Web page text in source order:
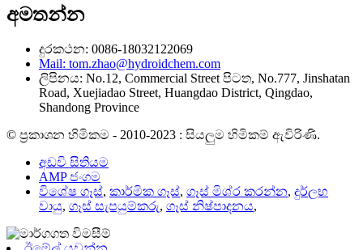
අමතන්න
දුරකථන: 0086-18032122069
Mail: tom.zhao@hydroidchem.com
ලිපිනය: No.12, Commercial Street පිටත, No.777, Jinshatan
Road, Xuejiadao Street, Huangdao District, Qingdao,
Shandong Province
© ප්‍රකාශන හිමිකම - 2010-2023 : සියලුම හිමිකම් ඇවිරිණි.
අඩවි සිතියම
AMP ජංගම
විශේෂ ගෑස්, කාර්මික ගෑස්, ගෑස් මිශ්ර කරන්න, දුර්ලභ
වායු, ගෑස් සැපයුම්කරු, ගෑස් නිෂ්පාදනය,